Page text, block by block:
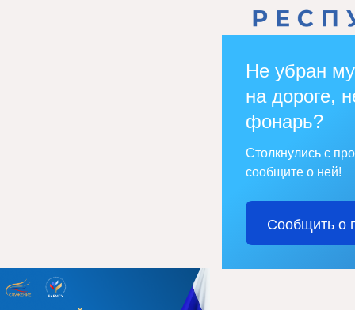
Не убран
на дороге,
фонарь?
Столкнулись с
сообщите о ней!
Сообщить о